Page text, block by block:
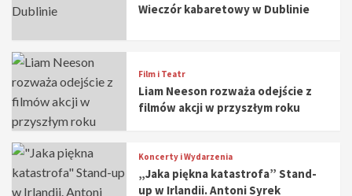
Wieczór kabaretowy w Dublinie
Film i Teatr
Liam Neeson rozważa odejście z
filmów akcji w przyszłym roku
Koncerty i Wydarzenia
„Jaka piękna katastrofa” Stand-
up w Irlandii. Antoni Syrek